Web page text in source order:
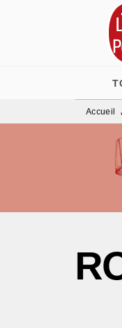
MENU
Accueil